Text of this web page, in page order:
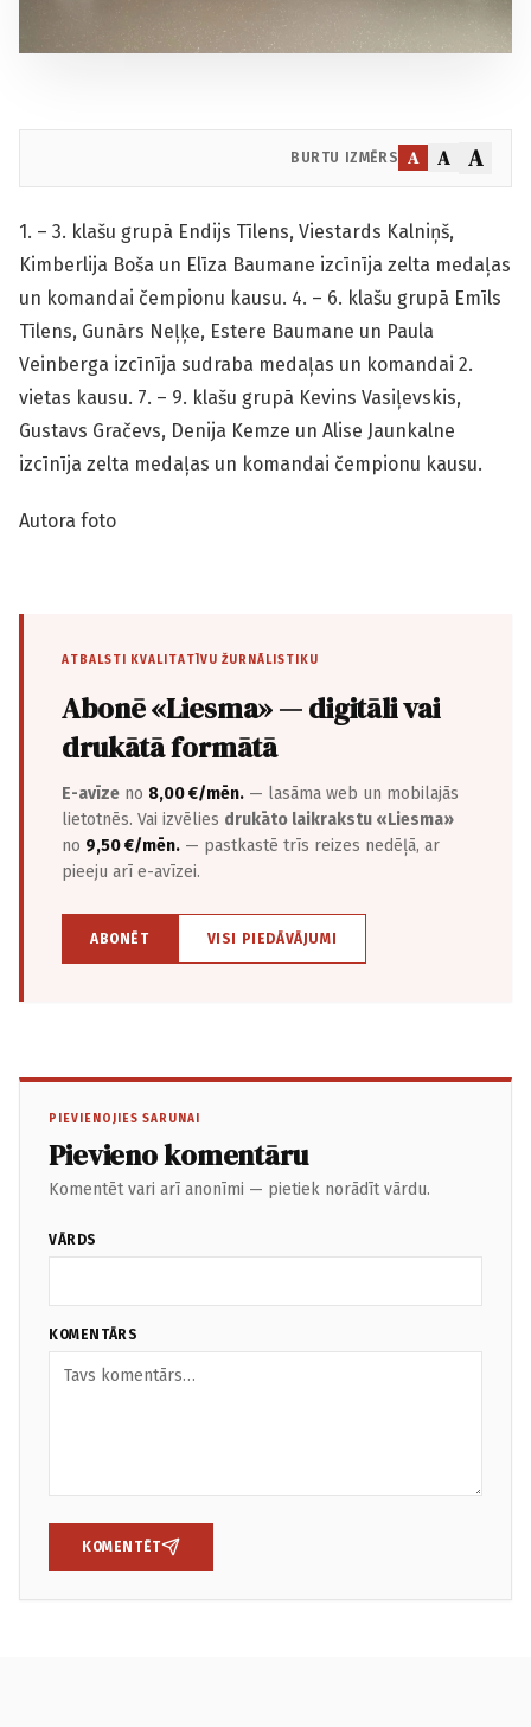
BURTU IZMĒRS A A A
1. – 3. klašu grupā Endijs Tīlens, Viestards Kalniņš,
Kimberlija Boša un Elīza Baumane izcīnīja zelta medaļas
un komandai čempionu kausu. 4. – 6. klašu grupā Emīls
Tīlens, Gunārs Neļķe, Estere Baumane un Paula
Veinberga izcīnīja sudraba medaļas un komandai 2.
vietas kausu. 7. – 9. klašu grupā Kevins Vasiļevskis,
Gustavs Gračevs, Denija Kemze un Alise Jaunkalne
izcīnīja zelta medaļas un komandai čempionu kausu.
Autora foto
ATBALSTI KVALITATĪVU ŽURNĀLISTIKU
Abonē «Liesma» — digitāli vai
drukātā formātā
E-avīze no 8,00 €/mēn. — lasāma web un mobilajās
lietotnēs. Vai izvēlies drukāto laikrakstu «Liesma»
no 9,50 €/mēn. — pastkastē trīs reizes nedēļā, ar
pieeju arī e-avīzei.
ABONĒT VISI PIEDĀVĀJUMI
PIEVIENOJIES SARUNAI
Pievieno komentāru
Komentēt vari arī anonīmi — pietiek norādīt vārdu.
VĀRDS
KOMENTĀRS
KOMENTĒT